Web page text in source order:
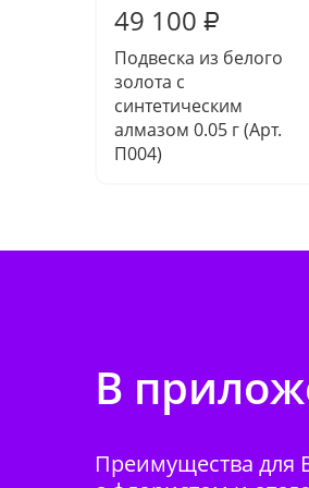
49 100 ₽
Подвеска из белого
золота с
синтетическим
алмазом 0.05 г (Арт.
П004)
В
Преимущества для